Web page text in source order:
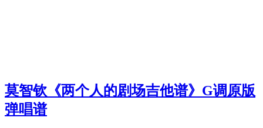
莫智钦《两个人的剧场吉他谱》G调原版
弹唱谱